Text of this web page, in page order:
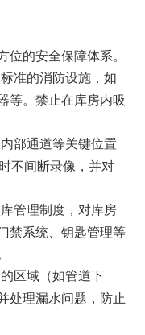
的安全保障体系。
准的消防设施，如
等。禁止在库房内吸
部通道等关键位置
不间断录像，并对
管理制度，对库房
禁系统、钥匙管理等
区域（如管道下
处理漏水问题，防止